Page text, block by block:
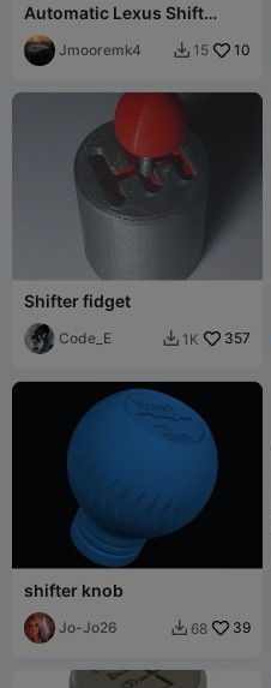
Automatic Lexus Shift
Knob, IS250, IS300, M8 x
1.25 Jmooremk4  15 10
Shifter fidget
Code_E  1K 357
shifter knob
Jo-Jo26  68 39